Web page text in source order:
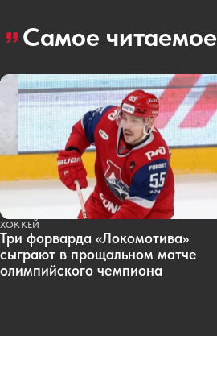
Самое читаемое
ХОККЕЙ
Три форварда «Локомотива»
сыграют в прощальном матче
олимпийского чемпиона